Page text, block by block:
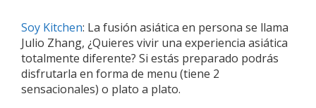
Soy Kitchen: La fusión asiática en persona se llama
Julio Zhang, ¿Quieres vivir una experiencia asiática
totalmente diferente? Si estás preparado podrás
disfrutarla en forma de menu (tiene 2
sensacionales) o plato a plato.